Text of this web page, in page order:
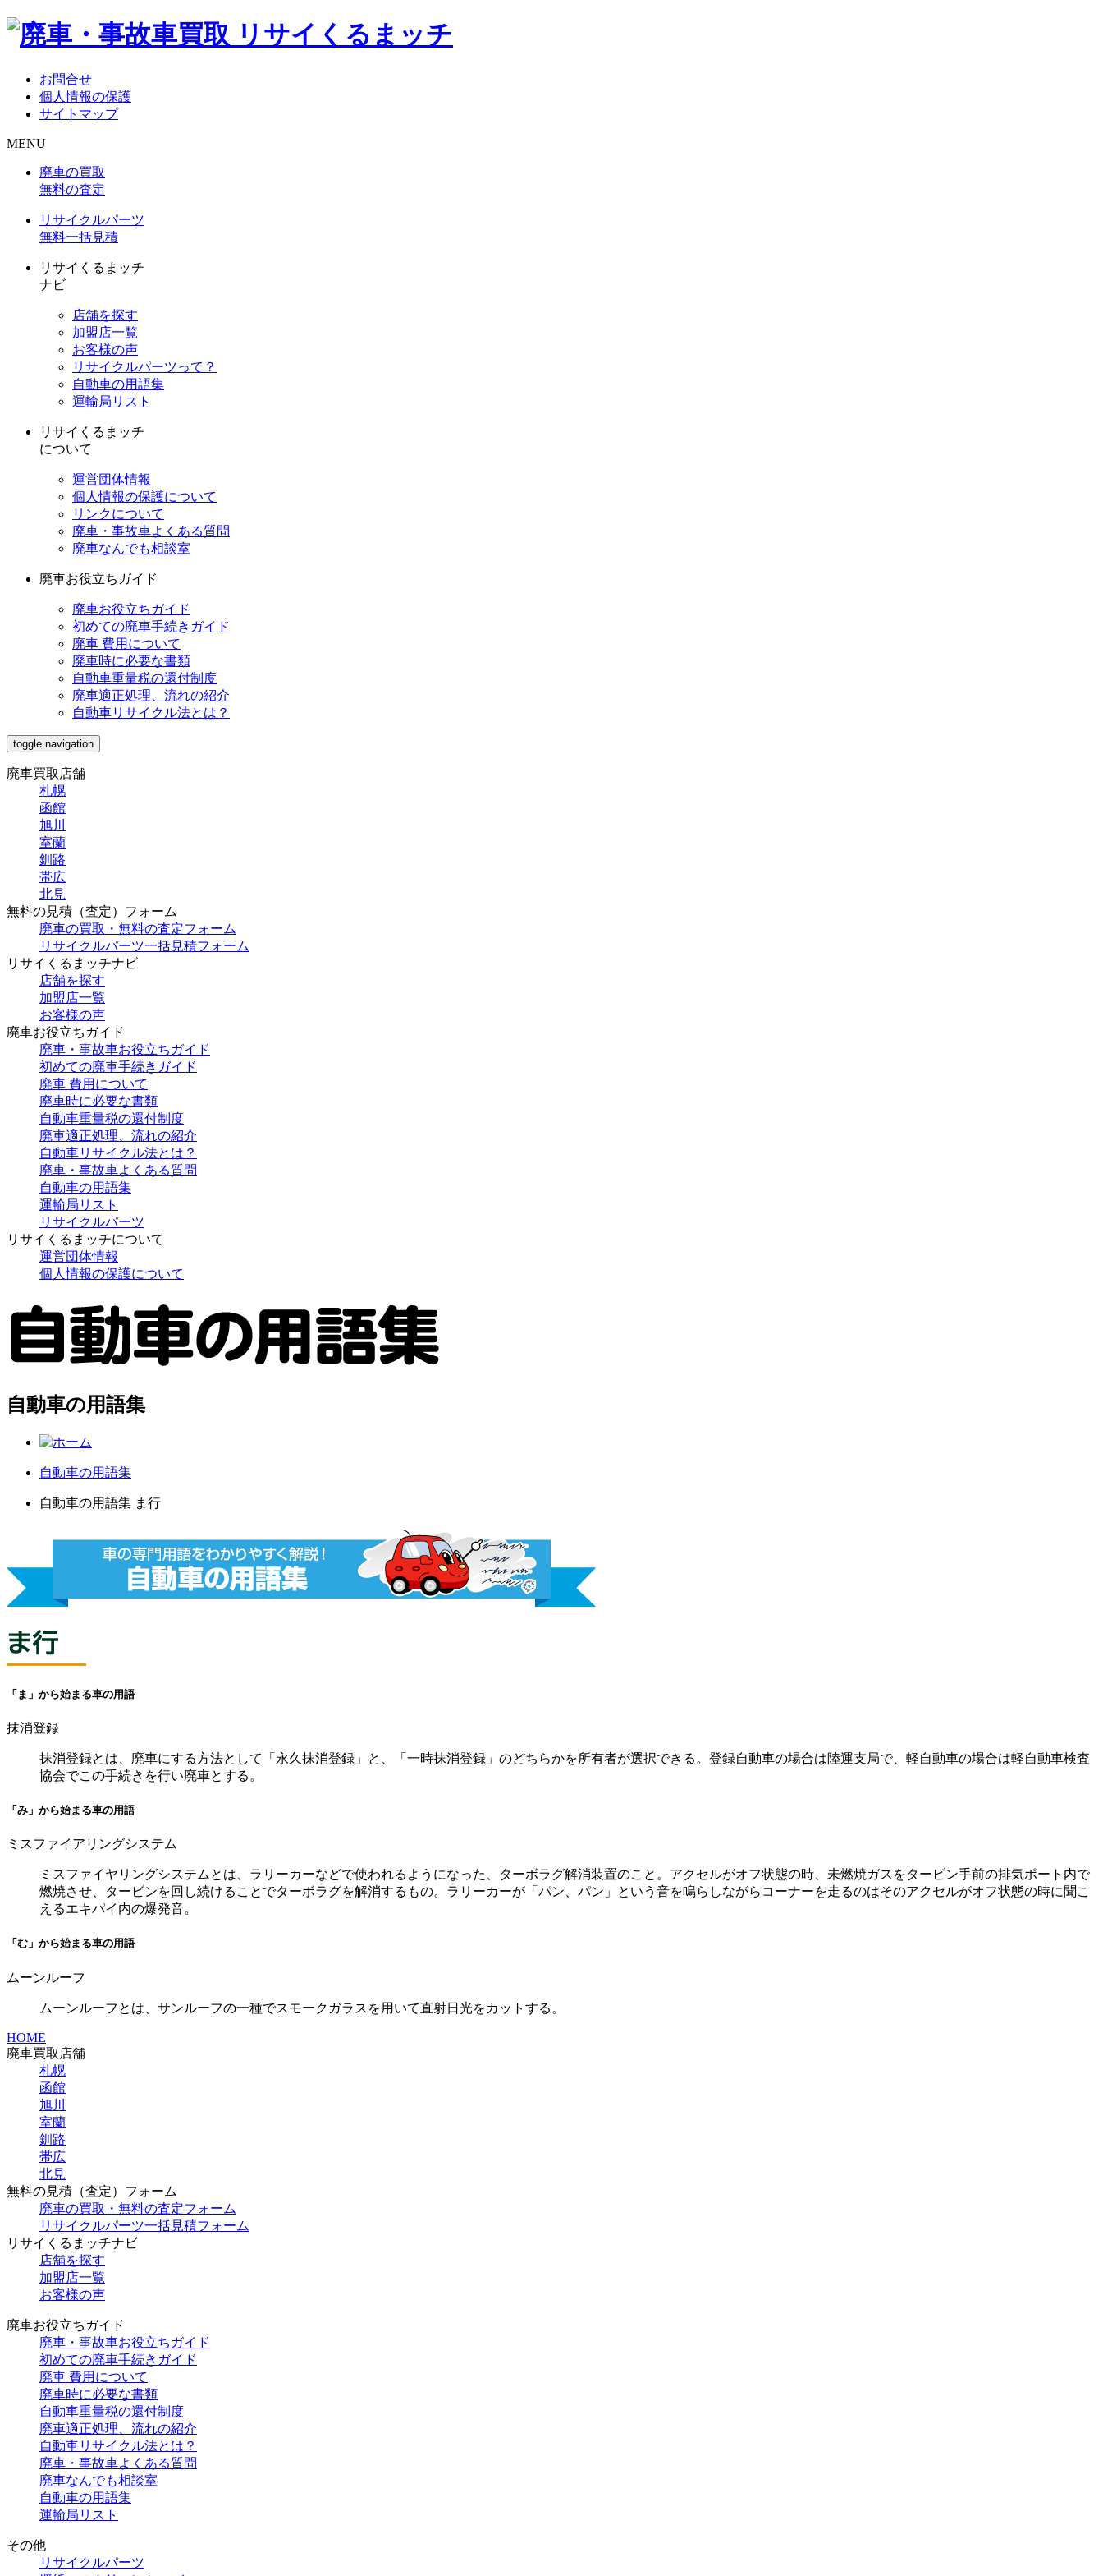
お問合せ
個人情報の保護
サイトマップ
MENU
廃車の買取
無料の査定
リサイクルパーツ
無料一括見積
リサイくるまッチ
ナビ
店舗を探す
加盟店一覧
お客様の声
リサイクルパーツって？
自動車の用語集
運輸局リスト
リサイくるまッチ
について
運営団体情報
個人情報の保護について
リンクについて
廃車・事故車よくある質問
廃車なんでも相談室
廃車お役立ちガイド
廃車お役立ちガイド
初めての廃車手続きガイド
廃車 費用について
廃車時に必要な書類
自動車重量税の還付制度
廃車適正処理、流れの紹介
自動車リサイクル法とは？
toggle navigation
廃車買取店舗
札幌
函館
旭川
室蘭
釧路
帯広
北見
無料の見積（査定）フォーム
廃車の買取・無料の査定フォーム
リサイクルパーツ一括見積フォーム
リサイくるまッチナビ
店舗を探す
加盟店一覧
お客様の声
廃車お役立ちガイド
廃車・事故車お役立ちガイド
初めての廃車手続きガイド
廃車 費用について
廃車時に必要な書類
自動車重量税の還付制度
廃車適正処理、流れの紹介
自動車リサイクル法とは？
廃車・事故車よくある質問
自動車の用語集
運輸局リスト
リサイクルパーツ
リサイくるまッチについて
運営団体情報
個人情報の保護について
自動車の用語集
自動車の用語集
自動車の用語集 ま行
「ま」から始まる車の用語
抹消登録
抹消登録とは、廃車にする方法として「永久抹消登録」と、「一時抹消登録」のどちらかを所有者が選択できる。登録自動車の場合は陸運支局で、軽自動車の場合は軽自動車検査
協会でこの手続きを行い廃車とする。
「み」から始まる車の用語
ミスファイアリングシステム
ミスファイヤリングシステムとは、ラリーカーなどで使われるようになった、ターボラグ解消装置のこと。アクセルがオフ状態の時、未燃焼ガスをタービン手前の排気ポート内で
燃焼させ、タービンを回し続けることでターボラグを解消するもの。ラリーカーが「パン、パン」という音を鳴らしながらコーナーを走るのはそのアクセルがオフ状態の時に聞こ
えるエキパイ内の爆発音。
「む」から始まる車の用語
ムーンルーフ
ムーンルーフとは、サンルーフの一種でスモークガラスを用いて直射日光をカットする。
HOME
廃車買取店舗
札幌
函館
旭川
室蘭
釧路
帯広
北見
無料の見積（査定）フォーム
廃車の買取・無料の査定フォーム
リサイクルパーツ一括見積フォーム
リサイくるまッチナビ
店舗を探す
加盟店一覧
お客様の声
廃車お役立ちガイド
廃車・事故車お役立ちガイド
初めての廃車手続きガイド
廃車 費用について
廃車時に必要な書類
自動車重量税の還付制度
廃車適正処理、流れの紹介
自動車リサイクル法とは？
廃車・事故車よくある質問
廃車なんでも相談室
自動車の用語集
運輸局リスト
その他
リサイクルパーツ